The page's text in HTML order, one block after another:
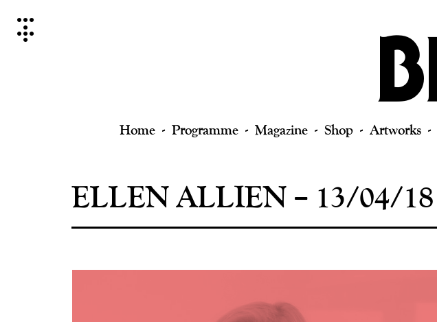
content
Home Programme Magazine Shop Artworks
ELLEN ALLIEN – 13/04/18